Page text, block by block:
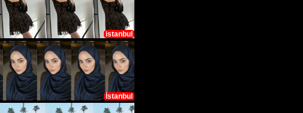
istanbul
İstanbul